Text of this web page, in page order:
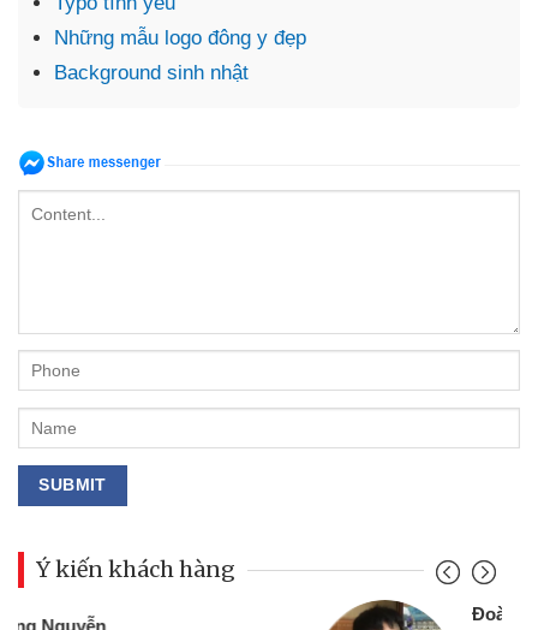
Những mẫu logo đông y đẹp
Background sinh nhật
Ý kiến khách hàng